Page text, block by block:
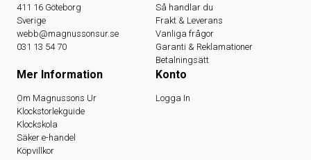
411 16 Göteborg
Sverige
webb@magnussonsur.se
031 13 54 70
Så handlar du
Frakt & Leverans
Vanliga frågor
Garanti & Reklamationer
Betalningsätt
Mer Information
Om Magnussons Ur
Klockstorlekguide
Klockskola
Säker e-handel
Köpvillkor
Konto
Logga In